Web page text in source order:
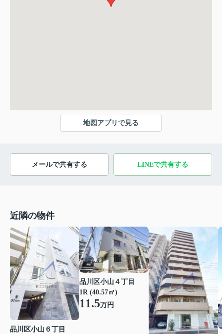
地図アプリで見る
メールで共有する LINEで共有する
近隣の物件
品川区小山６丁目
品川区小山４丁目
1R (40.57㎡)
11.5万円